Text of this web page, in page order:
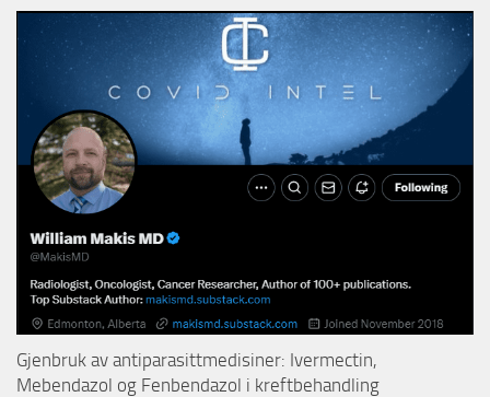
Gjenbruk av antiparasittmedisiner: Ivermectin,
Mebendazol og Fenbendazol i kreftbehandling